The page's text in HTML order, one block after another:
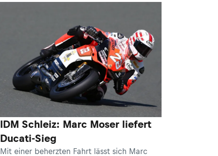
IDM Schleiz: Marc Moser liefert
Ducati-Sieg
Mit einer beherzten Fahrt lässt sich Marc